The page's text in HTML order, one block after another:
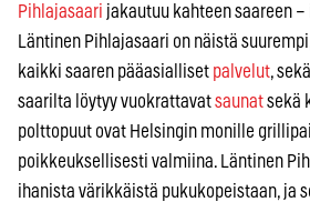
Pihlajasaari jakautuu kahteen saareen
Läntinen Pihlajasaari on näistä
kaikki saaren pääasialliset palvelut, sekä
saarilta löytyy vuokrattavatsaunatsekä
polttopuut ovat Helsingin monille
poikkeuksellisesti valmiina. Läntinen
ihanista värikkäistä pukukopeistaan, ja